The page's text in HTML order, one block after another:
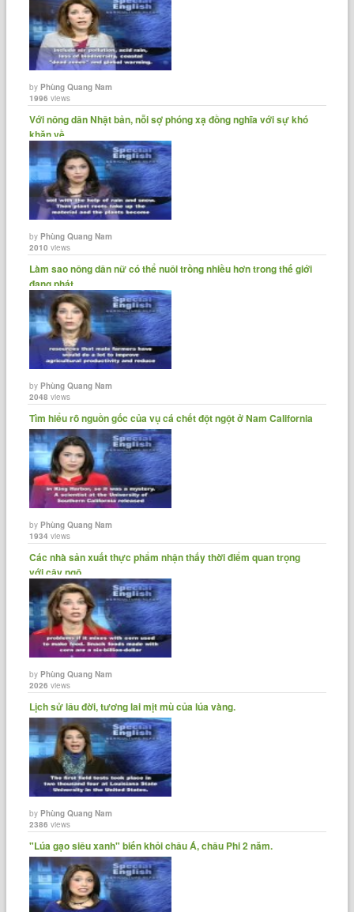
byPhùng Quang Nam
1996 views
Với nông dân Nhật bản, nỗi sợ phóng xạ đồng nghĩa với sự khó
khăn về......
byPhùng Quang Nam
2010 views
Làm sao nông dân nữ có thể nuôi trồng nhiều hơn trong thế giới
đang phát......
byPhùng Quang Nam
2048 views
Tìm hiểu rõ nguồn gốc của vụ cá chết đột ngột ở Nam California
byPhùng Quang Nam
1934 views
Các nhà sản xuất thực phẩm nhận thấy thời điểm quan trọng
với cây ngô......
byPhùng Quang Nam
2026 views
Lịch sử lâu đời, tương lai mịt mù của lúa vàng.
byPhùng Quang Nam
2386 views
"Lúa gạo siêu xanh" biến khỏi châu Á, châu Phi 2 năm.